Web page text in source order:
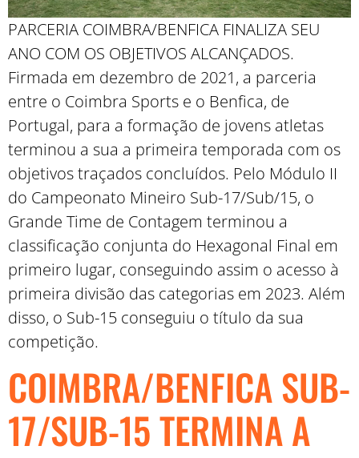
PARCERIA COIMBRA/BENFICA FINALIZA SEU
ANO COM OS OBJETIVOS ALCANÇADOS.
Firmada em dezembro de 2021, a parceria
entre o Coimbra Sports e o Benfica, de
Portugal, para a formação de jovens atletas
terminou a sua a primeira temporada com os
objetivos traçados concluídos. Pelo Módulo II
do Campeonato Mineiro Sub-17/Sub/15, o
Grande Time de Contagem terminou a
classificação conjunta do Hexagonal Final em
primeiro lugar, conseguindo assim o acesso à
primeira divisão das categorias em 2023. Além
disso, o Sub-15 conseguiu o título da sua
competição.
COIMBRA/BENFICA SUB-
17/SUB-15 TERMINA A